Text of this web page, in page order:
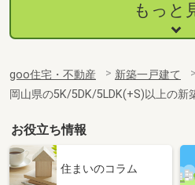
もっと
goo住宅・不動産 新築一戸建て
岡山県の5K/5DK/5LDK(+S)以上の新
お役立ち情報
住まいのコラム